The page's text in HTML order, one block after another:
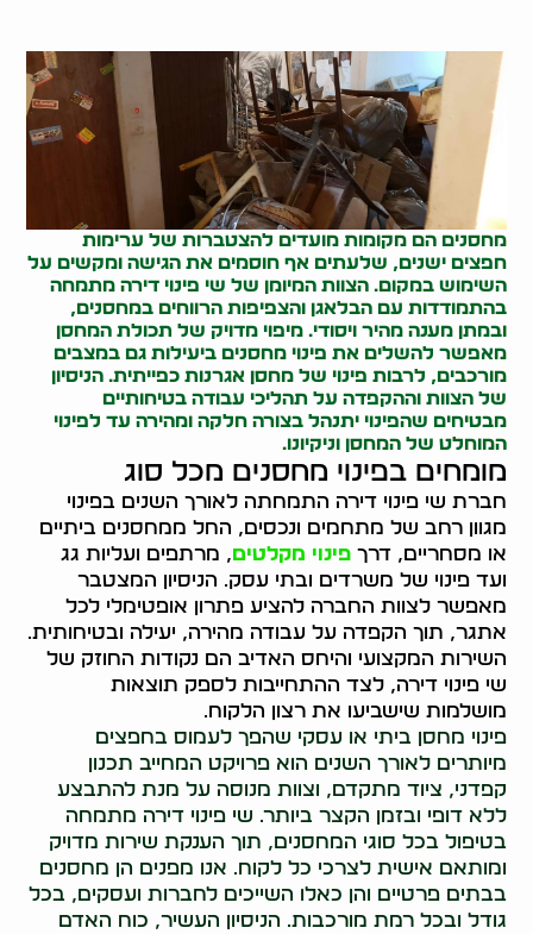
מחסנים הם מקומות מועדים להצטברות של ערימות
חפצים ישנים, שלעתים אף חוסמים את הגישה ומקשים על
השימוש במקום. הצוות המיומן של שי פינוי דירה מתמחה
בהתמודדות עם הבלאגן והצפיפות הרווחים במחסנים,
ובמתן מענה מהיר ויסודי. מיפוי מדויק של תכולת המחסן
מאפשר להשלים את פינוי מחסנים ביעילות גם במצבים
מורכבים, לרבות פינוי של מחסן אגרנות כפייתית. הניסיון
של הצוות וההקפדה על תהליכי עבודה בטיחותיים
מבטיחים שהפינוי יתנהל בצורה חלקה ומהירה עד לפינוי
המוחלט של המחסן וניקיונו.
מומחים בפינוי מחסנים מכל סוג
חברת שי פינוי דירה התמחתה לאורך השנים בפינוי
מגוון רחב של מתחמים ונכסים, החל ממחסנים ביתיים
או מסחריים, דרךפינוי מקלטים, מרתפים ועליות גג
ועד פינוי של משרדים ובתי עסק. הניסיון המצטבר
מאפשר לצוות החברה להציע פתרון אופטימלי לכל
אתגר, תוך הקפדה על עבודה מהירה, יעילה ובטיחותית.
השירות המקצועי והיחס האדיב הם נקודות החוזק של
שי פינוי דירה, לצד ההתחייבות לספק תוצאות
מושלמות שישביעו את רצון הלקוח.
פינוי מחסן ביתי או עסקי שהפך לעמוס בחפצים
מיותרים לאורך השנים הוא פרויקט המחייב תכנון
קפדני, ציוד מתקדם, וצוות מנוסה על מנת להתבצע
ללא דופי ובזמן הקצר ביותר. שי פינוי דירה מתמחה
בטיפול בכל סוגי המחסנים, תוך הענקת שירות מדויק
ומותאם אישית לצרכי כל לקוח. אנו מפנים הן מחסנים
בבתים פרטיים והן כאלו השייכים לחברות ועסקים, בכל
גודל ובכל רמת מורכבות. הניסיון העשיר, כוח האדם